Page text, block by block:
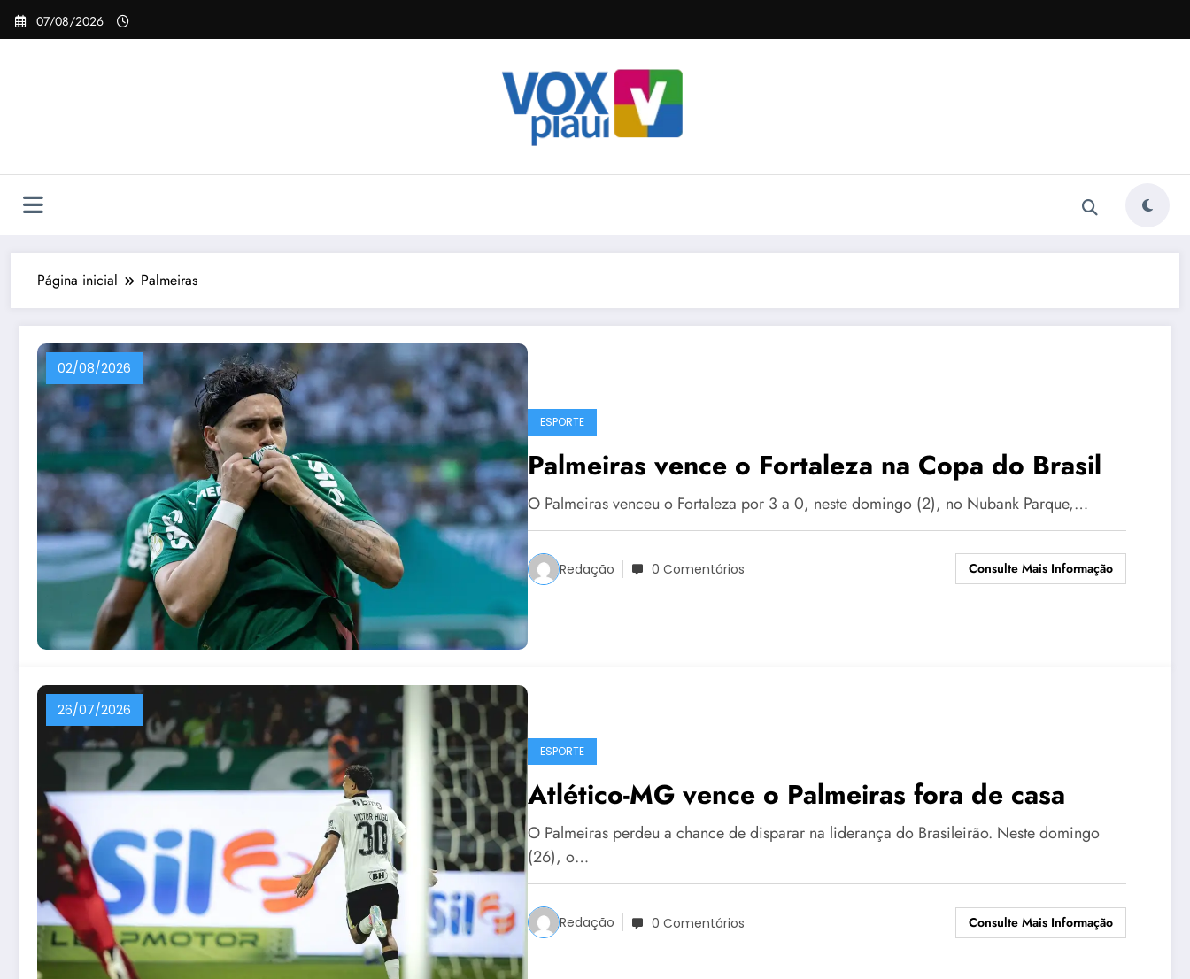
Pular
para
07/08/2026
Página inicial Palmeiras
02/08/2026
ESPORTE
Palmeiras vence o Fortaleza na Copa do Brasil
O Palmeiras venceu o Fortaleza por 3 a 0, neste domingo (2), no Nubank Parque,…
Redação 0 Comentários Consulte Mais Informação
26/07/2026
ESPORTE
Atlético-MG vence o Palmeiras fora de casa
O Palmeiras perdeu a chance de disparar na liderança do Brasileirão. Neste domingo
(26), o…
Redação 0 Comentários Consulte Mais Informação